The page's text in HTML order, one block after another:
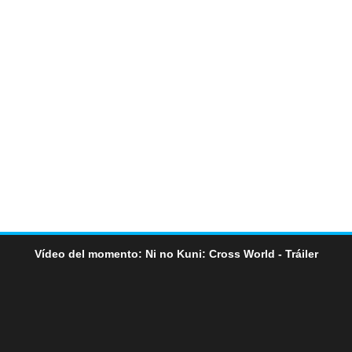
Vídeo del momento: Ni no Kuni: Cross World - Tráiler